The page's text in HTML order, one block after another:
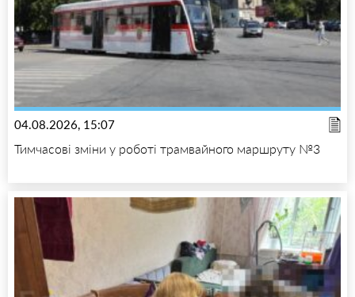
04.08.2026, 15:07
Тимчасові зміни у роботі трамвайного маршруту №3